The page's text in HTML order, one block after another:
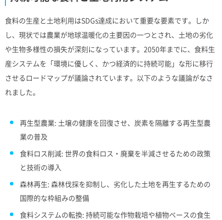
食料の生産と土地利用はSDGs達成において重要な要素です。しか
し、現状では農業が地球温暖化の主要因の一つとされ、土地の劣化
や生物多様性の損失が深刻になっています。2050年までに、食料生
産システムを「環境に優しく、かつ経済的に持続可能」な形に移行
させるロードマップが議論されています。以下のような議論がなさ
れました。
再生型農業: 土壌の健康を回復させ、炭素を隔離する再生型農
業の普及
食料ロス削減: 世界の食料ロス・廃棄を半減させるための政策
と技術の導入
森林再生: 森林伐採を抑制し、劣化した土地を再生するための
国際的な枠組みの整備
食料システムの転換: 持続可能な作物栽培や植物ベースの食生